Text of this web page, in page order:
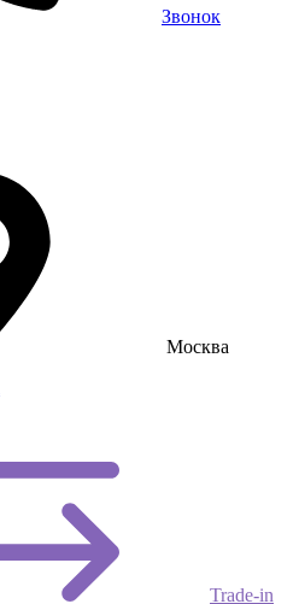
Звонок
Москва
Trade-in